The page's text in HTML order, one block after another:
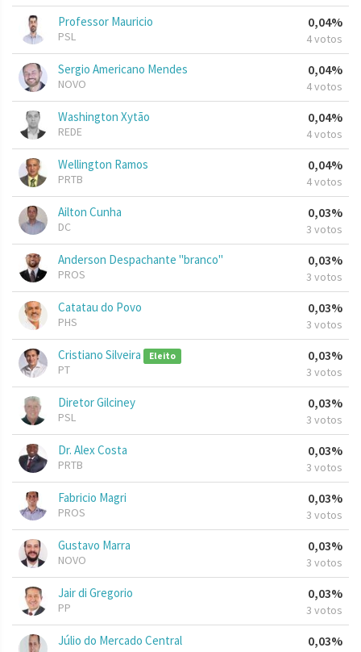
Professor Mauricio
PSL
0,04%
4 votos
Sergio Americano Mendes
NOVO
0,04%
4 votos
Washington Xytão
REDE
0,04%
4 votos
Wellington Ramos
PRTB
0,04%
4 votos
Ailton Cunha
DC
0,03%
3 votos
Anderson Despachante "branco"
PROS
0,03%
3 votos
Catatau do Povo
PHS
0,03%
3 votos
Cristiano Silveira Eleito
PT
0,03%
3 votos
Diretor Gilciney
PSL
0,03%
3 votos
Dr. Alex Costa
PRTB
0,03%
3 votos
Fabricio Magri
PROS
0,03%
3 votos
Gustavo Marra
NOVO
0,03%
3 votos
Jair di Gregorio
PP
0,03%
3 votos
Júlio do Mercado Central 0,03%